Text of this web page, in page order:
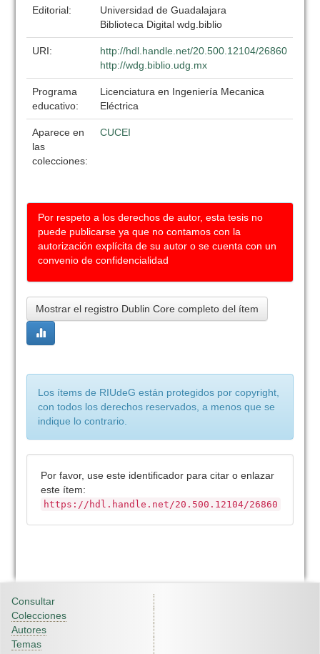
Editorial:
Universidad de Guadalajara
Biblioteca Digital wdg.biblio
URI:
http://hdl.handle.net/20.500.12104/26860
http://wdg.biblio.udg.mx
Programa
educativo:
Licenciatura en Ingeniería Mecanica
Eléctrica
Aparece en
las
colecciones:
CUCEI
Por respeto a los derechos de autor, esta tesis no
puede publicarse ya que no contamos con la
autorización explícita de su autor o se cuenta con un
convenio de confidencialidad
Mostrar el registro Dublin Core completo del ítem
Los ítems de RIUdeG están protegidos por copyright,
con todos los derechos reservados, a menos que se
indique lo contrario.
Por favor, use este identificador para citar o enlazar
este ítem:
https://hdl.handle.net/20.500.12104/26860
Consultar
Colecciones
Autores
Temas